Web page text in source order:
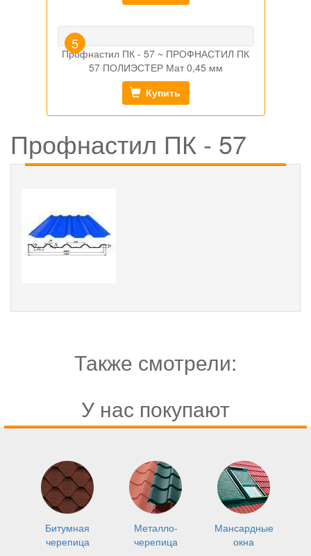
Профнастил ПК - 57 ~ ПРОФНАСТИЛ ПК
57 ПОЛИЭСТЕР Мат 0,45 мм
Купить
Профнастил ПК - 57
Также смотрели:
У нас покупают
Битумная
черепица
Металло-
черепица
Мансардные
окна